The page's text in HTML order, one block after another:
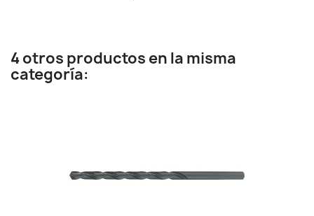
4 otros productos en la misma
categoría: